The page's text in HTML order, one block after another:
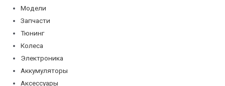
Модели
Запчасти
Тюнинг
Колеса
Электроника
Аккумуляторы
Аксессуары